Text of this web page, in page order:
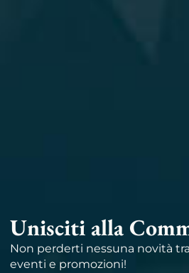
Unisciti alla
Non perderti nessuna novità
eventi e promozioni!